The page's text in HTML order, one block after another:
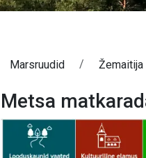
Marsruudid Žemaitija
Metsa